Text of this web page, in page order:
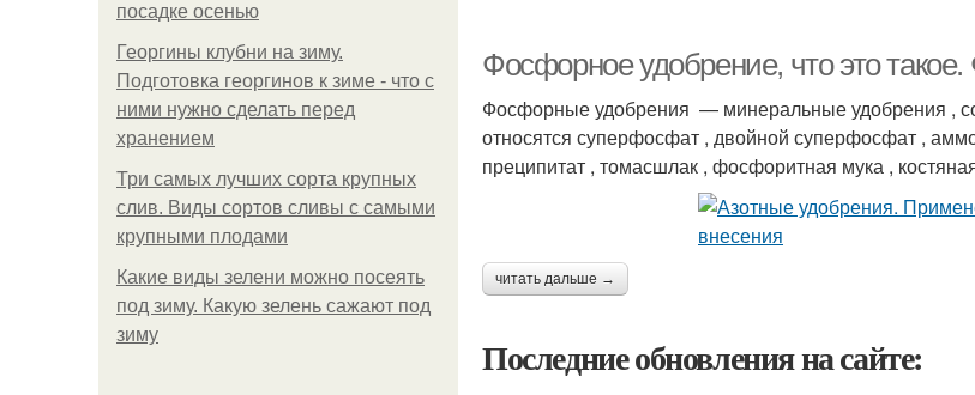
посадке осенью
Георгины клубни на зиму.
Подготовка георгинов к зиме - что с
ними нужно сделать перед
хранением
Три самых лучших сорта крупных
слив. Виды сортов сливы с самыми
крупными плодами
Какие виды зелени можно посеять
под зиму. Какую зелень сажают под
зиму
Фосфорное удобрение, что это
Фосфорные удобрения — минеральные удобрения ,
относятся суперфосфат , двойной суперфосфат ,
преципитат , томасшлак , фосфоритная мука ,
читать дальше →
Последние обновления на сайте: